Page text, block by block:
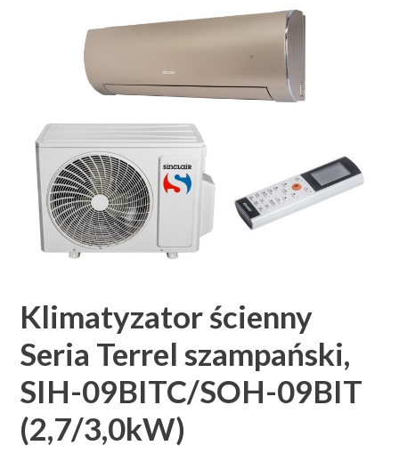
Klimatyzator ścienny
Seria Terrel szampański,
SIH-09BITC/SOH-09BIT
(2,7/3,0kW)